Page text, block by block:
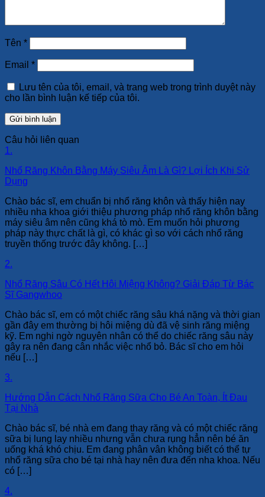
Tên *
Email *
Lưu tên của tôi, email, và trang web trong trình duyệt này
cho lần bình luận kế tiếp của tôi.
Câu hỏi liên quan
1.
Nhổ Răng Khôn Bằng Máy Siêu Âm Là Gì? Lợi Ích Khi Sử
Dụng
Chào bác sĩ, em chuẩn bị nhổ răng khôn và thấy hiện nay
nhiều nha khoa giới thiệu phương pháp nhổ răng khôn bằng
máy siêu âm nên cũng khá tò mò. Em muốn hỏi phương
pháp này thực chất là gì, có khác gì so với cách nhổ răng
truyền thống trước đây không. […]
2.
Nhổ Răng Sâu Có Hết Hôi Miệng Không? Giải Đáp Từ Bác
Sĩ Gangwhoo
Chào bác sĩ, em có một chiếc răng sâu khá nặng và thời gian
gần đây em thường bị hôi miệng dù đã vệ sinh răng miệng
kỹ. Em nghi ngờ nguyên nhân có thể do chiếc răng sâu này
gây ra nên đang cân nhắc việc nhổ bỏ. Bác sĩ cho em hỏi
nếu […]
3.
Hướng Dẫn Cách Nhổ Răng Sữa Cho Bé An Toàn, Ít Đau
Tại Nhà
Chào bác sĩ, bé nhà em đang thay răng và có một chiếc răng
sữa bị lung lay nhiều nhưng vẫn chưa rụng hẳn nên bé ăn
uống khá khó chịu. Em đang phân vân không biết có thể tự
nhổ răng sữa cho bé tại nhà hay nên đưa đến nha khoa. Nếu
có […]
4.